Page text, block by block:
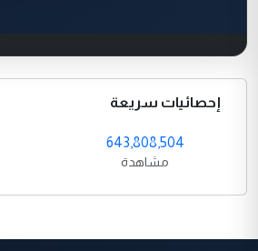
إحصائيات سريعة
643,808,504
مشاهدة